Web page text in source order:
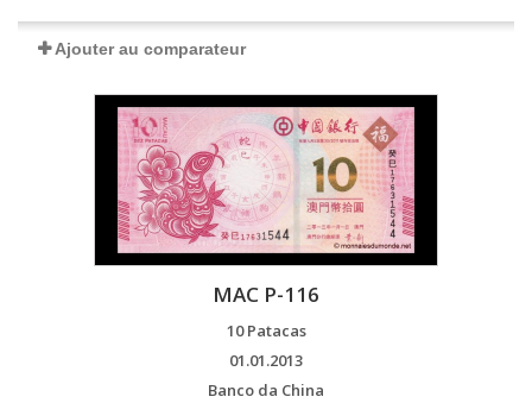
Ajouter au comparateur
MAC P-116
10 Patacas
01.01.2013
Banco da China